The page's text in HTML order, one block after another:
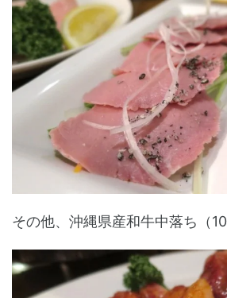
その他、沖縄県産和牛中落ち（